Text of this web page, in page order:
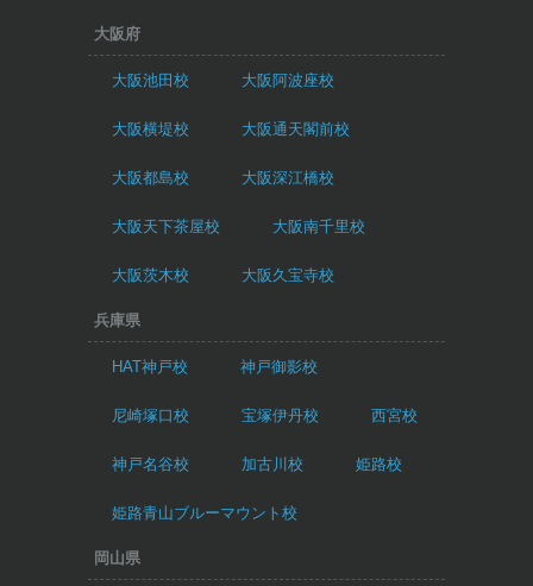
大阪府
大阪池田校 大阪阿波座校
大阪横堤校 大阪通天閣前校
大阪都島校 大阪深江橋校
大阪天下茶屋校 大阪南千里校
大阪茨木校 大阪久宝寺校
兵庫県
HAT神戸校 神戸御影校
尼崎塚口校 宝塚伊丹校 西宮校
神戸名谷校 加古川校 姫路校
姫路青山ブルーマウント校
岡山県